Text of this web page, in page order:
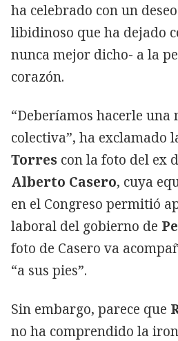
ha celebrado con un
libidinoso que ha dejado
nunca mejor dicho- a la
corazón.
“Deberíamos hacerle una
colectiva”, ha exclamado
Torres con la foto del ex
Alberto Casero, cuya
en el Congreso permitió
laboral del gobierno de
foto de Casero va
“a sus pies”.
Sin embargo, parece que
no ha comprendido la